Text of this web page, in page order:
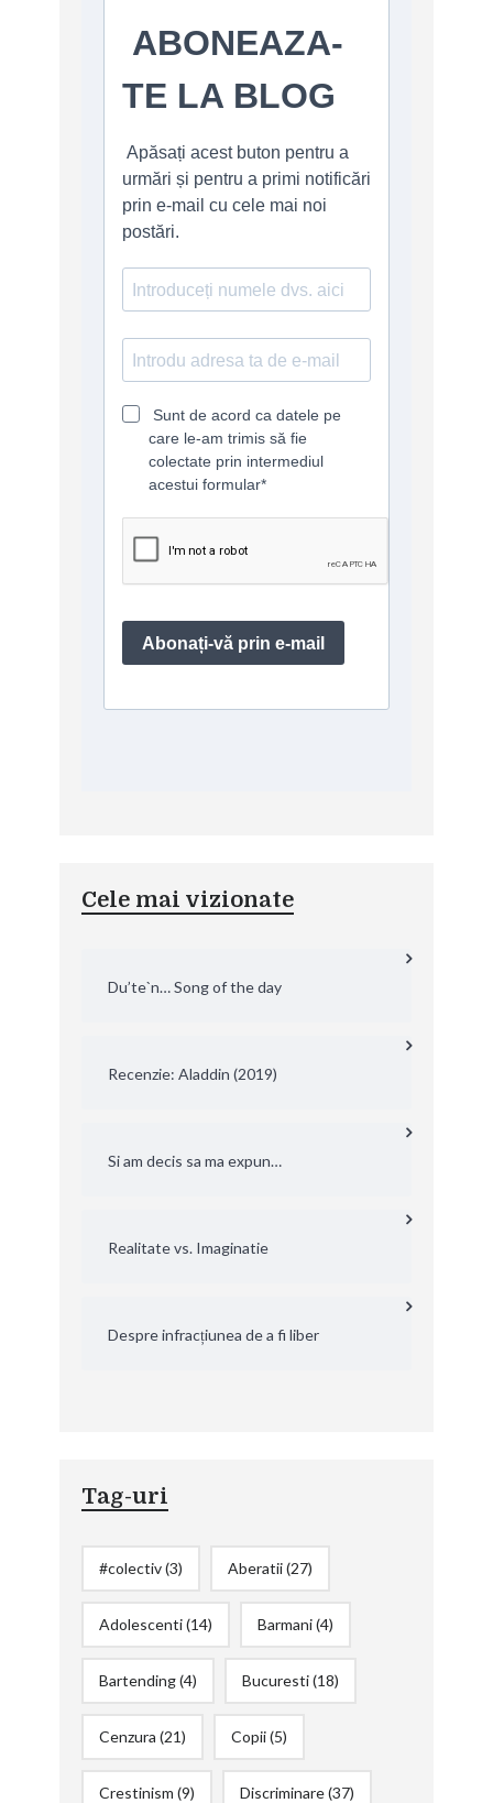
Cele mai vizionate
Du’te`n… Song of the day
Recenzie: Aladdin (2019)
Si am decis sa ma expun…
Realitate vs. Imaginatie
Despre infracțiunea de a fi liber
Tag-uri
#colectiv(3) Aberatii(27)
Adolescenti(14) Barmani(4)
Bartending(4) Bucuresti(18)
Cenzura (21) Copii(5)
Crestinism (9) Discriminare(37)